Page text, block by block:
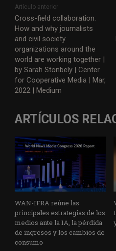
Artículo anterior
Cross-field collaboration:
How and why journalists
and civil society
organizations around the
world are working together |
by Sarah Stonbely | Center
for Cooperative Media | Mar,
2022 | Medium
ARTÍCULOS
WAN-IFRA reúne las
principales estrategias de los
medios ante la IA, la pérdida
de ingresos y los cambios de
consumo